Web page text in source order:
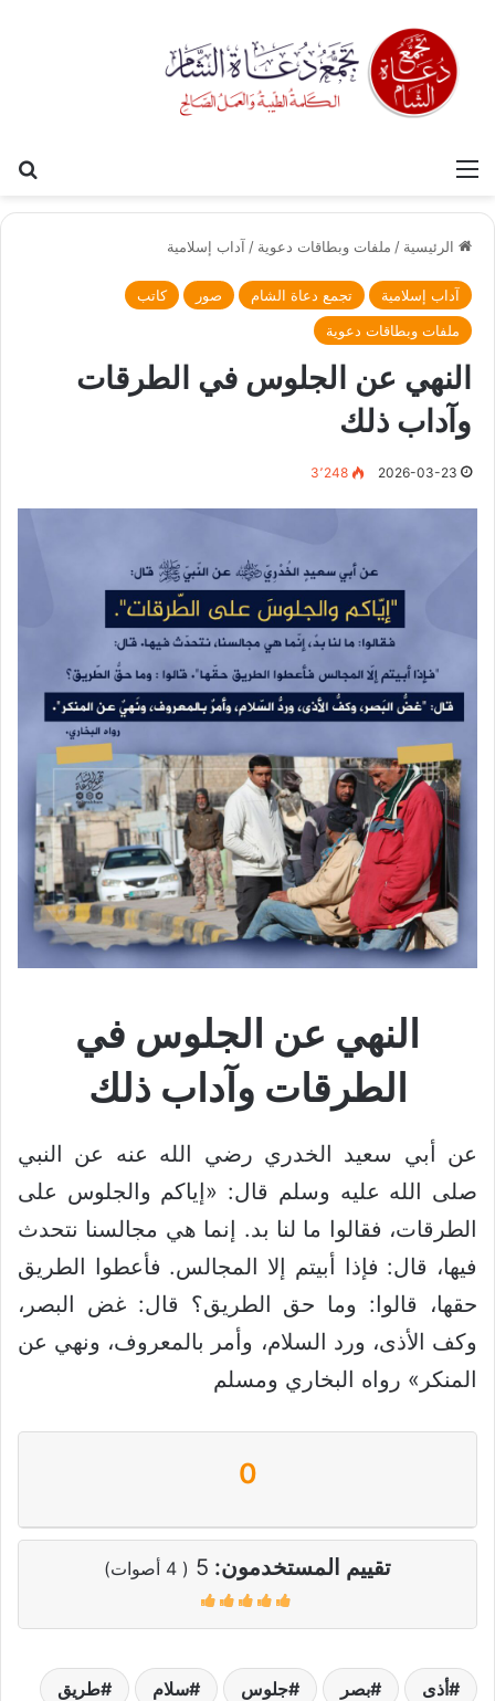
القائمة
الرئيسية / ملفات وبطاقات دعوية / آداب إسلامية
آداب إسلامية تجمع دعاة الشام صور
كاتب
ملفات وبطاقات دعوية
النهي عن الجلوس في الطرقات
وآداب ذلك
2026-03-23 3٬248
النهي عن الجلوس في
الطرقات وآداب ذلك
عن أبي سعيد الخدري رضي الله عنه عن النبي
صلى الله عليه وسلم قال: «إياكم والجلوس على
الطرقات، فقالوا ما لنا بد. إنما هي مجالسنا نتحدث
فيها، قال: فإذا أبيتم إلا المجالس. فأعطوا الطريق
حقها، قالوا: وما حق الطريق؟ قال: غض البصر،
وكف الأذى، ورد السلام، وأمر بالمعروف، ونهي عن
المنكر» رواه البخاري ومسلم
0
تقييم المستخدمون: 5
(
4 أصوات)
أذى بصر جلوس سلام طريق